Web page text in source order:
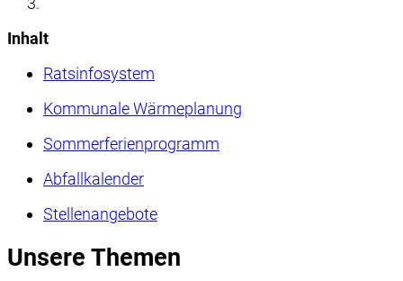
Inhalt
Ratsinfosystem
Kommunale Wärmeplanung
Sommerferienprogramm
Abfallkalender
Stellenangebote
Unsere Themen